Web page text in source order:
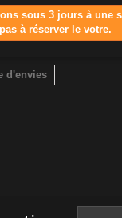
sous 3 jours à une
pas à réserver le votre.
d'envies